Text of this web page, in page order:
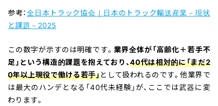
参考：全日本トラック協会｜日本のトラック輸送産業－現状
と課題－2025
この数字が示すのは明確です。 業界全体が「高齢化＋若手不
足」という構造的課題を抱えており、40代は相対的に「まだ2
0年以上現役で働ける若手」として扱われるのです。他業界で
は最大のハンデとなる「40代未経験」が、ここでは武器に変
わります。